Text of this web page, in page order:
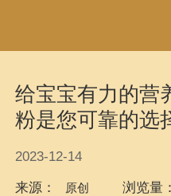
给宝宝有力的营
粉是您可靠的选
2023-12-14
来源： 原创 浏览量：